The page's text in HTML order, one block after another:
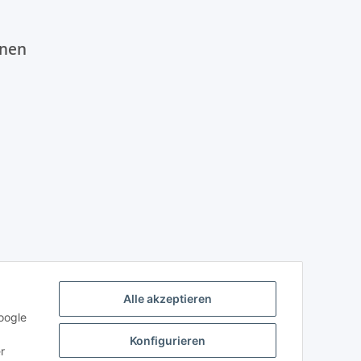
Alle akzeptieren
Konfigurieren